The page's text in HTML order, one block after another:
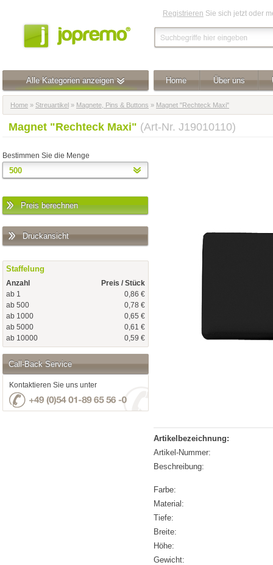
Registrieren Sie sich jetzt oder
Alle Kategorien anzeigen Home Über uns
Home » Streuartikel » Magnete, Pins & Buttons » Magnet "Rechteck Maxi"
Magnet "Rechteck Maxi" (Art-Nr. J19010110)
Bestimmen Sie die Menge
Preis berechnen
Druckansicht
Staffelung
Anzahl
Preis / Stück
ab 1
0,86 €
ab 500
0,78 €
ab 1000
0,65 €
ab 5000
0,61 €
ab 10000
0,59 €
Call-Back Service
Kontaktieren Sie uns unter
Artikelbezeichnung:
Artikel-Nummer:
Beschreibung:
Farbe:
Material:
Tiefe:
Breite:
Höhe:
Gewicht: